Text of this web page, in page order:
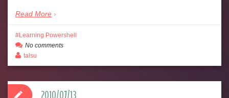
Read More
Learning Powershell
No comments
talsu